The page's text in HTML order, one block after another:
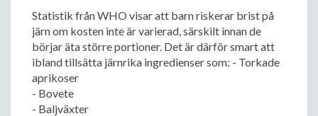
Statistik från WHO visar att barn riskerar brist på
järn om kosten inte är varierad, särskilt innan de
börjar äta större portioner. Det är därför smart att
ibland tillsätta järnrika ingredienser som: - Torkade
aprikoser
- Bovete
- Baljväxter